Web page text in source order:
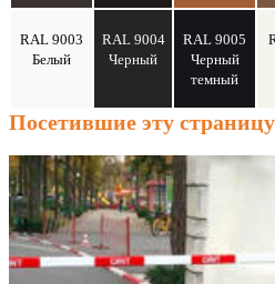
RAL 9003
Белый
RAL 9004
Черный
RAL 9005
Черный
темный
Посетившие эту